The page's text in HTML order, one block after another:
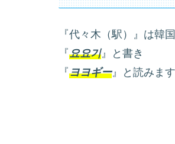
『代々木（駅）』は韓
『요요기』と書き
『ヨヨギー』と読みます